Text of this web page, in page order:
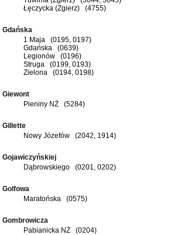
Łęczycka (Zgierz) (4755)
Gdańska
1 Maja (0195, 0197)
Gdańska (0639)
Legionów (0196)
Struga (0199, 0193)
Zielona (0194, 0198)
Giewont
Pieniny NŻ (5284)
Gillette
Nowy Józefów (2042, 1914)
Gojawiczyńskiej
Dąbrowskiego (0201, 0202)
Golfowa
Maratońska (0575)
Gombrowicza
Pabianicka NŻ (0204)